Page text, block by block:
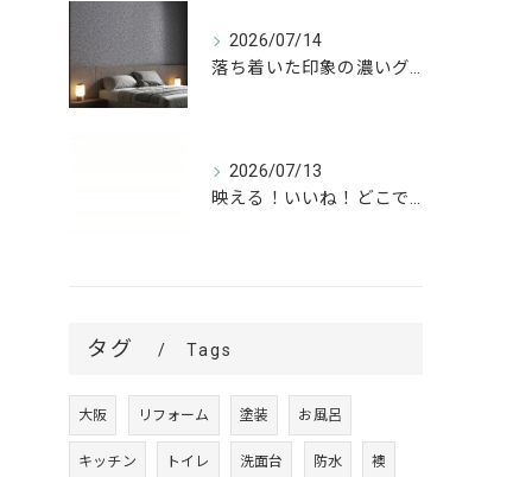
2026/07/14
落ち着いた印象の濃いグレーが、お部屋をワンランク上の空間へ。
2026/07/13
映える！いいね！どこでも高槻✨
タグ Tags
大阪 リフォーム 塗装 お風呂
キッチン トイレ 洗面台 防水 襖